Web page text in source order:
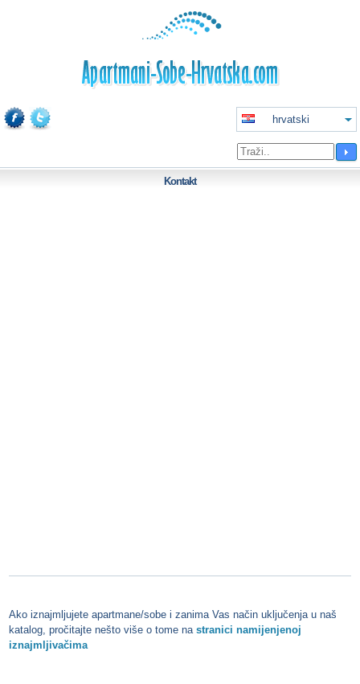
hrvatski
Kontakt
Ako iznajmljujete apartmane/sobe i zanima Vas način uključenja u naš
katalog, pročitajte nešto više o tome na stranici namijenjenoj
iznajmljivačima